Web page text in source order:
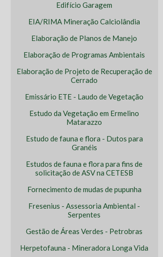
Edifício Garagem
EIA/RIMA Mineração Calciolândia
Elaboração de Planos de Manejo
Elaboração de Programas Ambientais
Elaboração de Projeto de Recuperação de
Cerrado
Emissário ETE - Laudo de Vegetação
Estudo da Vegetação em Ermelino
Matarazzo
Estudo de fauna e flora - Dutos para
Granéis
Estudos de fauna e flora para fins de
solicitação de ASV na CETESB
Fornecimento de mudas de pupunha
Fresenius - Assessoria Ambiental -
Serpentes
Gestão de Áreas Verdes - Petrobras
Herpetofauna - Mineradora Longa Vida